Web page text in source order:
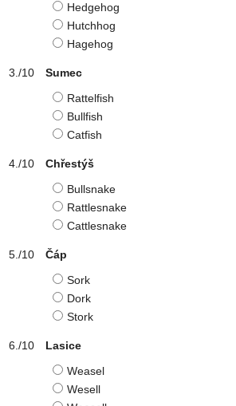
Hedgehog
Hutchhog
Hagehog
Sumec
Rattelfish
Bullfish
Catfish
Chřestýš
Bullsnake
Rattlesnake
Cattlesnake
Čáp
Sork
Dork
Stork
Lasice
Weasel
Wesell